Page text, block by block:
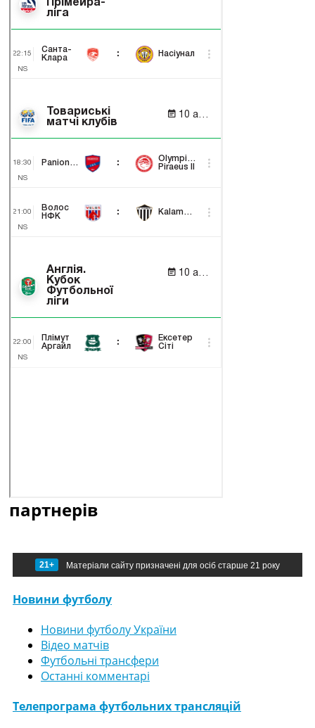
партнерів
21+ Матеріали сайту призначені для осіб старше 21 року
Новини футболу
Новини футболу України
Відео матчів
Футбольні трансфери
Останні комментарі
Телепрограма футбольних трансляцій